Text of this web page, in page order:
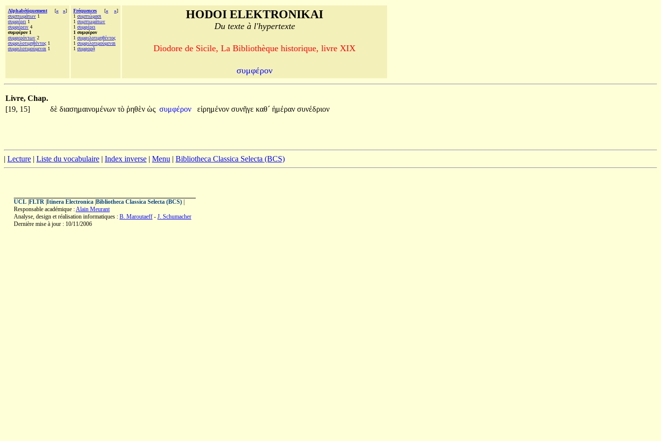
Alphabétiquement [« »]
συμπτωμάτων 1
συμφέρει 1
συμφέρειν 4
συμφέρον 1
συμφερόντων 2
συμφιλοτιμηθέντος 1
συμφιλοτιμούμεναι 1
Fréquences [« »]
1 συμπτώμασι
1 συμπτωμάτων
1 συμφέρει
1 συμφέρον
1 συμφιλοτιμηθέντος
1 συμφιλοτιμούμεναι
1 συμφορᾷ
HODOI ELEKTRONIKAI
Du texte à l'hypertexte
Diodore de Sicile, La Bibliothèque historique, livre XIX
συμφέρον
Livre, Chap.
[19, 15]
δὲ διασημαινομένων τὸ ῥηθὲν ὡς συμφέρον εἰρημένον συνῆγε καθ´ ἡμέραν συνέδριον
| Lecture | Liste du vocabulaire | Index inverse | Menu | Bibliotheca Classica Selecta (BCS)
UCL FLTR Itinera Electronica Bibliotheca Classica Selecta (BCS)
Responsable académique :Alain Meurant
Analyse, design et réalisation informatiques : B. Maroutaeff - J. Schumacher
Dernière mise à jour : 10/11/2006